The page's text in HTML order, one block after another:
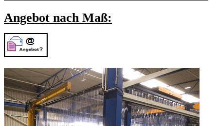
Angebot nach Maß: